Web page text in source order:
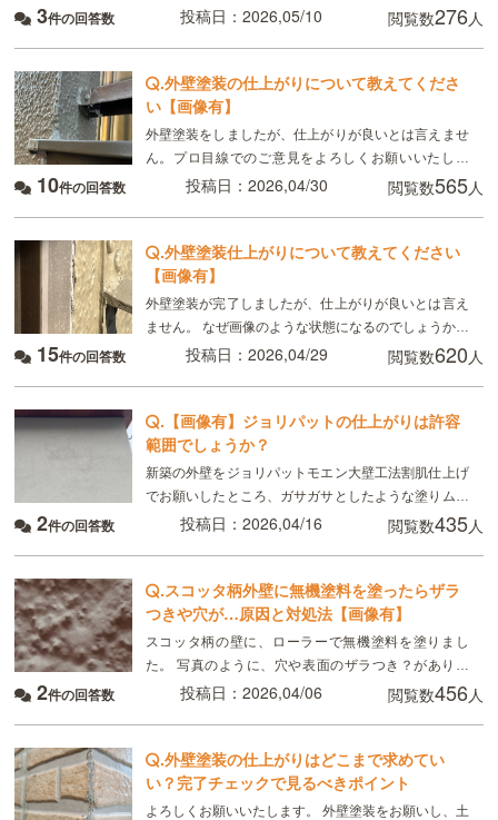
に思います。また、側面が塗られていないのですが、
3件の回答数 投稿日：2026,05/10 閲覧数276人
.外壁塗装の仕上がりについて教えてくださ
い【画像有】
外壁塗装をしましたが、仕上がりが良いとは言えませ
ん。プロ目線でのご意見をよろしくお願いいたしま
す。 1枚目・マスキングの幅がおかしいと思うのです
10件の回答数 投稿日：2026,04/30 閲覧数565人
.外壁塗装仕上がりについて教えてください
【画像有】
外壁塗装が完了しましたが、仕上がりが良いとは言え
ません。 なぜ画像のような状態になるのでしょうか。
考えられる原因を教えてください。 よろしくお願いし
15件の回答数 投稿日：2026,04/29 閲覧数620人
. 【画像有】ジョリパットの仕上がりは許容
範囲でしょうか？
新築の外壁をジョリパットモエン大壁工法割肌仕上げ
でお願いしたところ、ガサガサとしたような塗りムラ
を発見しました。 工務店に相談したところ、割肌仕上
2件の回答数 投稿日：2026,04/16 閲覧数435人
.スコッタ柄外壁に無機塗料を塗ったらザラ
つきや穴が…原因と対処法【画像有】
スコッタ柄の壁に、ローラーで無機塗料を塗りまし
た。 写真のように、穴や表面のザラつき？がありま
す。この状態が、今後与える悪影響で想定されること
2件の回答数 投稿日：2026,04/06 閲覧数456人
.外壁塗装の仕上がりはどこまで求めてい
い？完了チェックで見るべきポイント
よろしくお願いいたします。 外壁塗装をお願いし、土